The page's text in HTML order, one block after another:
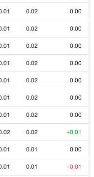
0.02
0.00
0.02
0.00
0.02
0.00
0.02
0.00
0.02
0.00
0.02
0.00
0.02
0.00
0.02
+0.01
0.01
0.00
0.01
-0.01